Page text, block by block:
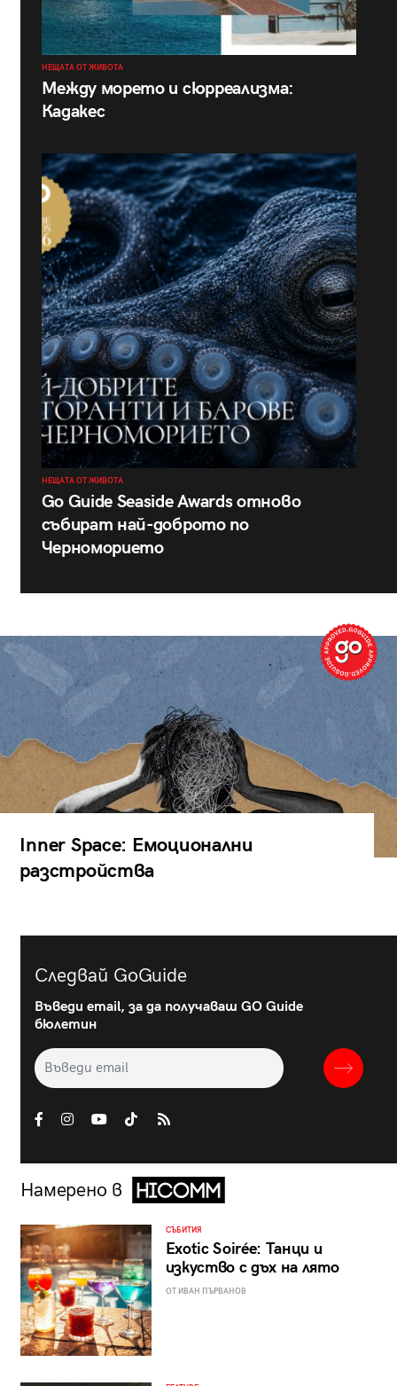
НЕЩАТА ОТ ЖИВОТА
Между морето и сюрреализма:
Кадакес
НЕЩАТА ОТ ЖИВОТА
Go Guide Seaside Awards отново
събират най-доброто по
Черноморието
Inner Space: Емоционални
разстройства
Следвай GoGuide
Въведи email, за да получаваш GO Guide
бюлетин
Намерено в
СЪБИТИЯ
Exotic Soirée: Танци и
изкуство с дъх на лято
ОТ ИВАН ПЪРВАНОВ